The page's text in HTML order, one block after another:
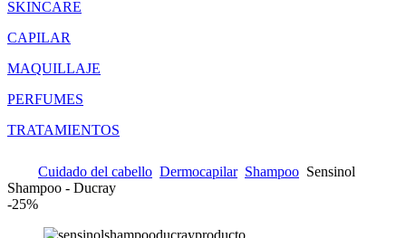
SKINCARE
CAPILAR
MAQUILLAJE
PERFUMES
TRATAMIENTOS
Cuidado del cabello Dermocapilar Shampoo Sensinol
Shampoo - Ducray
-25%